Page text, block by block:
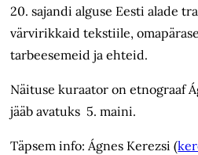
20. sajandi alguse Eesti alade
värvirikkaid tekstiile,
tarbeesemeid ja ehteid.
Näituse kuraator on etnograaf
jääb avatuks 5. maini.
Täpsem info: Ágnes Kerezsi (